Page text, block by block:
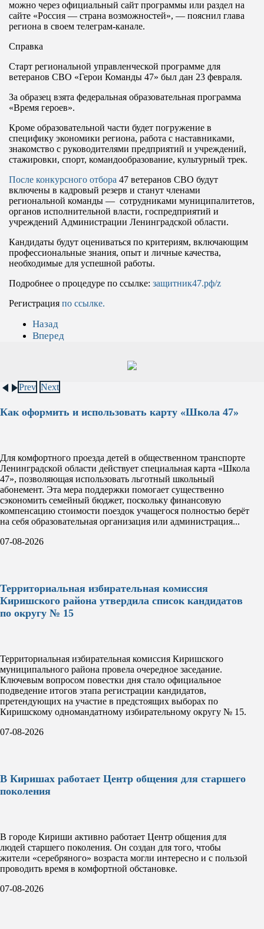
можно через официальный сайт программы или раздел на
сайте «Россия — страна возможностей», — пояснил глава
региона в своем телеграм-канале.
Справка
Старт региональной управленческой программе для
ветеранов СВО «Герои Команды 47» был дан 23 февраля.
За образец взята федеральная образовательная программа
«Время героев».
Кроме образовательной части будет погружение в
специфику экономики региона, работа с наставниками,
знакомство с руководителями предприятий и учреждений,
стажировки, спорт, командообразование, культурный трек.
После конкурсного отбора 47 ветеранов СВО будут
включены в кадровый резерв и станут членами
региональной команды — сотрудниками муниципалитетов,
органов исполнительной власти, госпредприятий и
учреждений Администрации Ленинградской области.
Кандидаты будут оцениваться по критериям, включающим
профессиональные знания, опыт и личные качества,
необходимые для успешной работы.
Подробнее о процедуре по ссылке: защитник47.рф/z
Регистрация по ссылке.
Назад
Вперед
Prev Next
Как оформить и использовать карту «Школа 47»
Для комфортного проезда детей в общественном транспорте
Ленинградской области действует специальная карта «Школа
47», позволяющая использовать льготный школьный
абонемент. Эта мера поддержки помогает существенно
сэкономить семейный бюджет, поскольку финансовую
компенсацию стоимости поездок учащегося полностью берёт
на себя образовательная организация или администрация...
07-08-2026
Территориальная избирательная комиссия
Киришского района утвердила список кандидатов
по округу № 15
Территориальная избирательная комиссия Киришского
муниципального района провела очередное заседание.
Ключевым вопросом повестки дня стало официальное
подведение итогов этапа регистрации кандидатов,
претендующих на участие в предстоящих выборах по
Киришскому одномандатному избирательному округу № 15.
07-08-2026
В Киришах работает Центр общения для старшего
поколения
В городе Кириши активно работает Центр общения для
людей старшего поколения. Он создан для того, чтобы
жители «серебряного» возраста могли интересно и с пользой
проводить время в комфортной обстановке.
07-08-2026